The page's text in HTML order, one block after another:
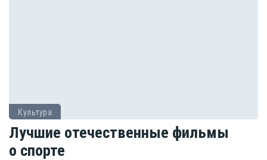
Культура
Лучшие отечественные фильмы
о спорте